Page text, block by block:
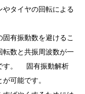
タイヤの回転による
有振動数を避けるこ
転数と共振周波数が一
す。 固有振動解析
可能です。